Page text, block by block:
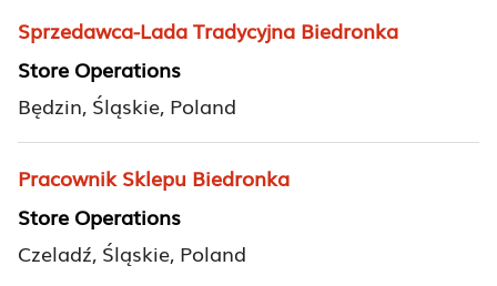
Sprzedawca-Lada Tradycyjna Biedronka
Store Operations
Będzin, Śląskie, Poland
Pracownik Sklepu Biedronka
Store Operations
Czeladź, Śląskie, Poland